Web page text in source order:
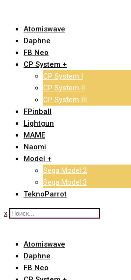
contentAtomiswave
Daphne
FB Neo
CP System +
CP System I
CP System II
CP System III
FPinball
Lightgun
MAME
Naomi
Model +
Sega Model 2
Sega Model 3
TeknoParrot
x
Atomiswave
Daphne
FB Neo